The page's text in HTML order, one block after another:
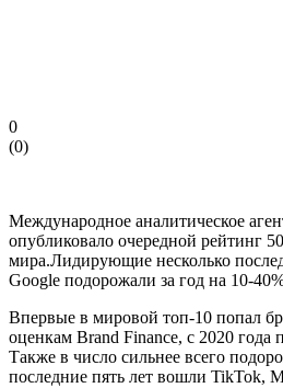
0
(0)
Международное аналитическое
опубликовало очередной рейтинг
мира.Лидирующие несколько
Google подорожали за год на 10-
Впервые в мировой топ-10 попал
оценкам Brand Finance, с 2020 года
Также в число сильнее всего
последние пять лет вошли TikTok,